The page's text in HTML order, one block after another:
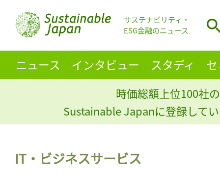
サステナビリティ・
ESG金融のニュース
ニュース インタビュー スタディ
時価総額上位100社
Sustainable Japanに登録して
IT・ビジネスサービス